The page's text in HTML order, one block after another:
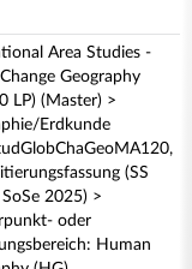
Area Studies -
Geography
LP) (Master) >
Erdkunde
(SS
2025) >
oder
Human